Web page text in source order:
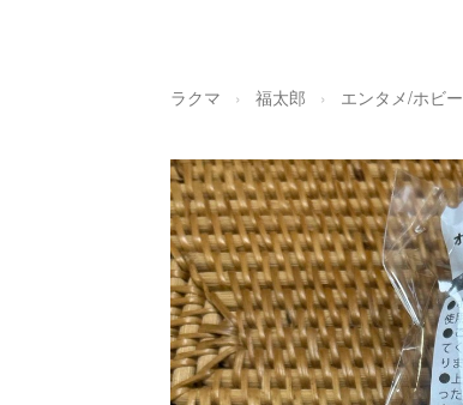
ラクマ 福太郎 エンタメ/ホビー